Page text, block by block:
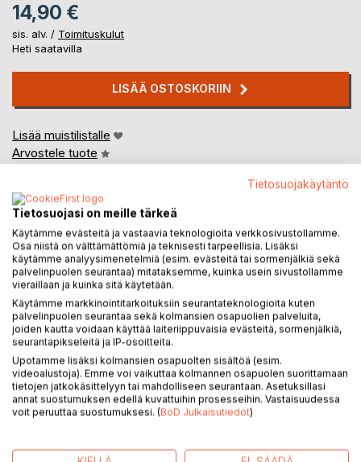
14,90 €
sis. alv. / Toimituskulut
Heti saatavilla
LISÄÄ OSTOSKORIIN
Lisää muistilistalle
Arvostele tuote
KUVAUS
Pekelin tarina lasten monimuotoisista tunteista ja niiden
ilmaisemisesta. Pekelin tarina on opettavainen mutta fiktiivi
tarina pekeli peikosta ja hänen rakkaasta ystävästään
Ralfista. Tarina on tehty helposti luettavaksi niin lapsen
itsensä toimesta kuin vanhemman toimesta iltasatuna.
Tietosuojakäytäntö
Tietosuojasi on meille tärkeä
Käytämme evästeitä ja vastaavia teknologioita verkkosivustollamme.
Osa niistä on välttämättömiä ja teknisesti tarpeellisia. Lisäksi
käytämme analyysimenetelmiä (esim. evästeitä tai sormenjälkiä sekä
palvelinpuolen seurantaa) mitataksemme, kuinka usein sivustollamme
vieraillaan ja kuinka sitä käytetään.
Käytämme markkinointitarkoituksiin seurantateknologioita kuten
palvelinpuolen seurantaa sekä kolmansien osapuolien palveluita,
joiden kautta voidaan käyttää laiteriippuvaisia evästeitä, sormenjälkiä,
seurantapikseleitä ja IP-osoitteita.
Upotamme lisäksi kolmansien osapuolten sisältöä (esim.
videoalustoja). Emme voi vaikuttaa kolmannen osapuolen suorittamaan
tietojen jatkokäsittelyyn tai mahdolliseen seurantaan. Asetuksillasi
annat suostumuksen edellä kuvattuihin prosesseihin. Vastaisuudessa
voit peruuttaa suostumuksesi. (BoD Julkaisutiedot)